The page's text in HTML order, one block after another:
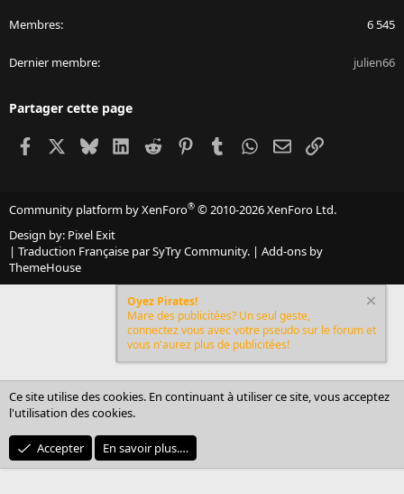
Membres 6 545
Dernier membre julien66
Partager cette page
Facebook BlueskyLinkedIn
Reddit PinterestTumblr WhatsApp
EmailLien
Community platform by XenForo® © 2010-2026 XenForo Ltd.
Design by: Pixel Exit
| Traduction Française par SyTry Community. | Add-ons by
ThemeHouse
Oyez Pirates!
Mare des publicitées? Un seul geste,
connectez vous avec votre pseudo sur le forum et
vous n'aurez plus de publicitées!
Ce site utilise des cookies. En continuant à utiliser ce site, vous acceptez
l'utilisation des cookies.
Accepter En savoir plus.…